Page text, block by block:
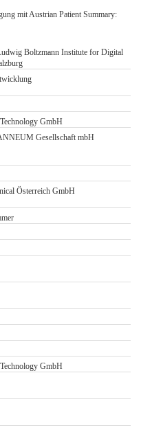
mit Austrian Patient Summary:
Boltzmann Institute for Digital
GmbH
Gesellschaft mbH
Österreich GmbH
GmbH